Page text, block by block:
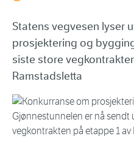
Statens vegvesen lyser
prosjektering og
siste store
Ramstadsletta